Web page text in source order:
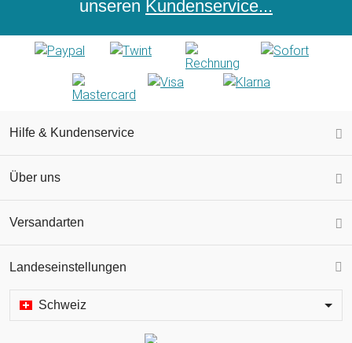
unseren Kundenservice...
Hilfe & Kundenservice
Über uns
Versandarten
Landeseinstellungen
Schweiz